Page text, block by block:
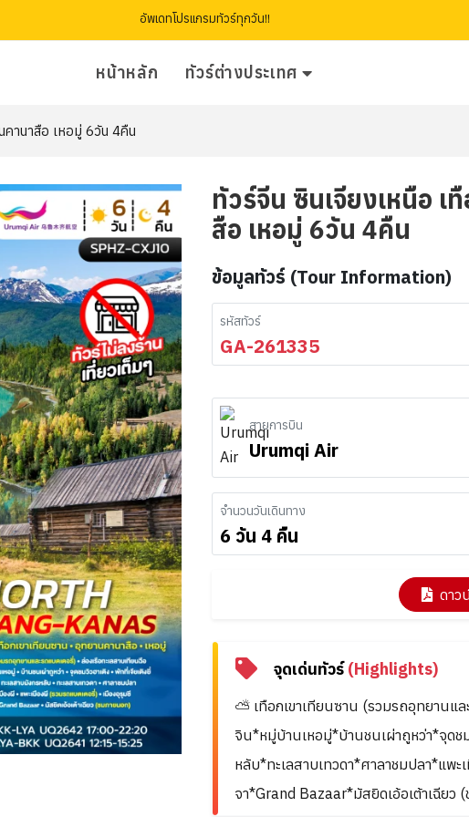
อัพเดทโปรแกรมทัวร์ทุกวัน!!
หน้าหลัก ทัวร์ต่างประเทศ
คานาสือ เหอมู่ 6วัน 4คืน
ทัวร์จีน ซินเจียงเหนือ เ
สือ เหอมู่ 6วัน 4คืน
ข้อมูลทัวร์ (Tour Information)
รหัสทัวร์
GA-261335
สายการบิน
Urumqi Air
จำนวนวันเดินทาง
6 วัน 4 คืน
ดาว
จุดเด่นทัวร์(Highlights)
⛅ เทือกเขาเทียนซาน (รวมรถอุทยานแ
จิน*หมู่บ้านเหอมู่*บ้านชนเผ่าถูหว่า*จุดช
หลับ*ทะเลสาบเทวดา*ศาลาชมปลา*แพ
จา*Grand Bazaar*มัสยิดเอ้อเต้าเฉียว